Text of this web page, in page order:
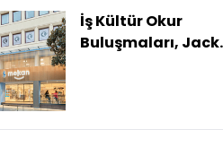
İş Kültür Okur
Buluşmaları, Jack